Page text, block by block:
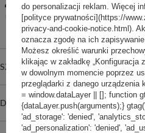
Udostępnij konfigurację
Bezpieczne zakupy
SZCZEGÓŁOWE INFORMACJE
DO POBRANIA
do personalizacji reklam. Więcej
[polityce prywatności](https://
privacy-and-cookie-notice.html).
oznacza zgodę na ich
Możesz określić warunki
klikając w zakładkę „Konfiguracja
w dowolnym momencie poprzez
przeglądarki z danego urządzenia
= window.dataLayer || []; function
{dataLayer.push(arguments);}
'ad_storage': 'denied',
'ad_personalization': 'denied',